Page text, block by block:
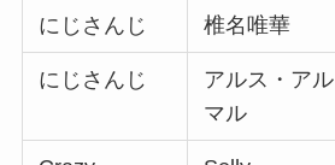
にじさんじ 椎名唯華
にじさんじ
アルス・アル
マル